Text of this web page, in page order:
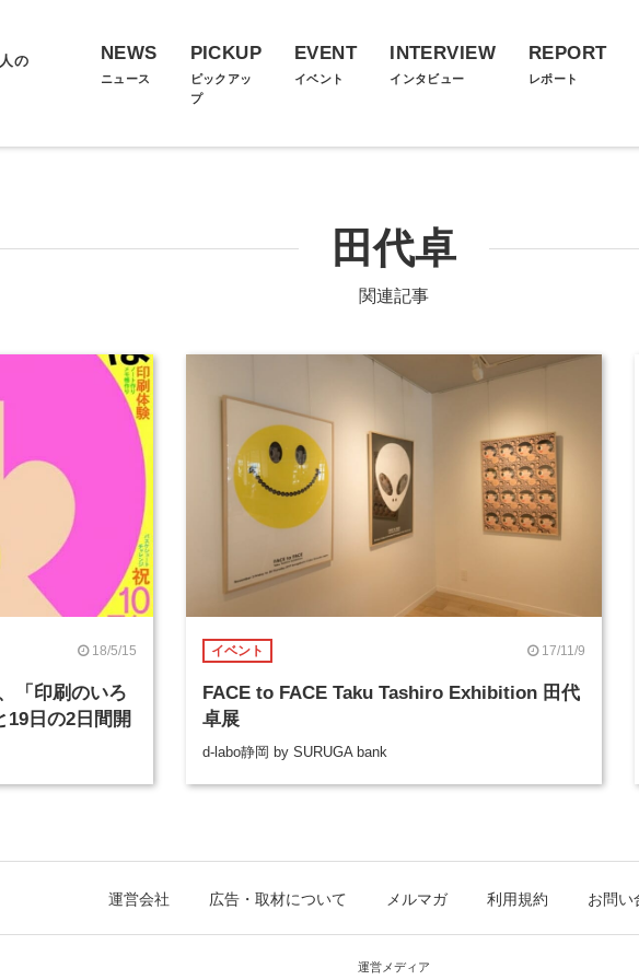
の
NEWS
ニュース
PICKUP
ピックアッ
プ
EVENT
イベント
INTERVIEW
インタビュー
REPORT
レポート
田代卓
関連記事
18/5/15
「印刷のいろ
19日の2日間開
イベント 17/11/9
FACE to FACE Taku Tashiro Exhibition 田代
卓展
d-labo静岡 by SURUGA bank
運営会社 広告・取材について メルマガ 利用規約 お問い
運営メディア